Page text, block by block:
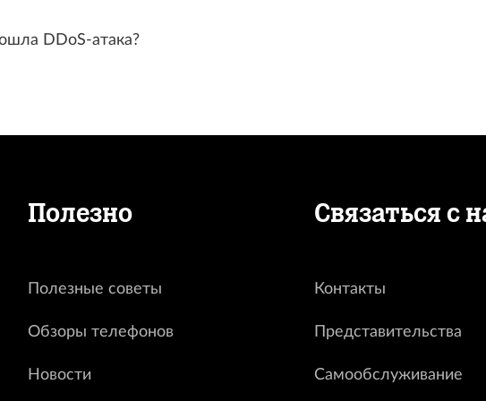
DDoS-атака?
Полезно
Полезные советы
Обзоры телефонов
Новости
Связаться с
Контакты
Представительства
Самообслуживание